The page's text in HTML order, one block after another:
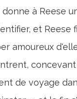
donne à Reese
et Reese
amoureux
concevant
de voyage